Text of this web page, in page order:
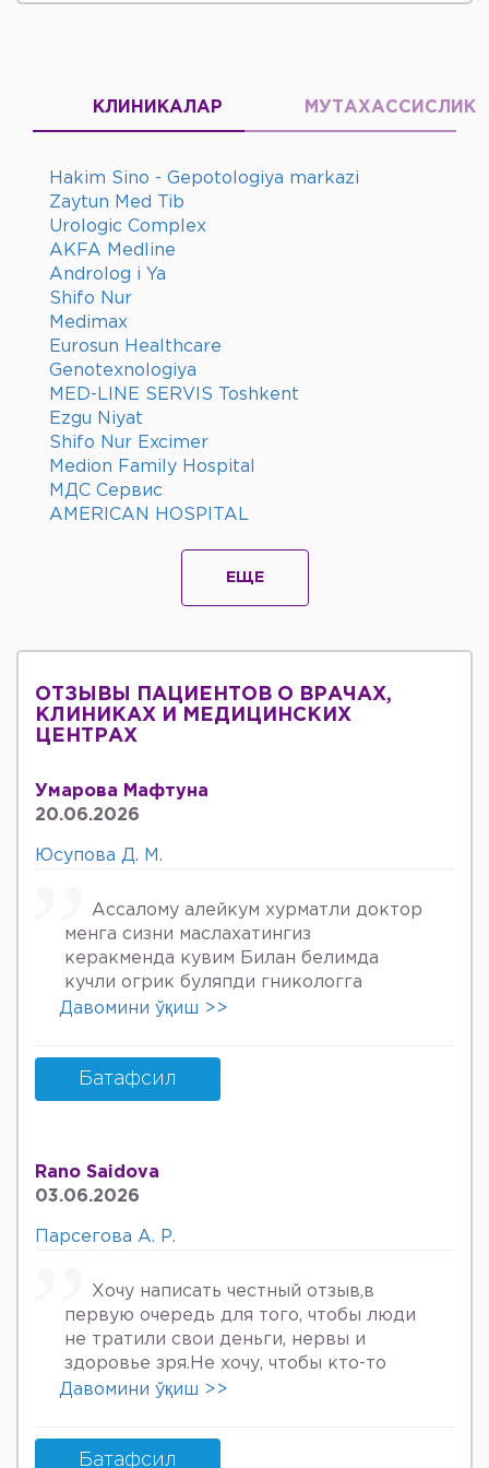
КЛИНИКАЛАР МУТАХАССИСЛИК
Hakim Sino - Gepotologiya markazi
Zaytun Med Tib
Urologic Complex
AKFA Medline
Androlog i Ya
Shifo Nur
Medimax
Eurosun Healthcare
Genotexnologiya
MED-LINE SERVIS Toshkent
Ezgu Niyat
Shifo Nur Excimer
Medion Family Hospital
МДС Сервис
AMERICAN HOSPITAL
ЕЩЕ
ОТЗЫВЫ ПАЦИЕНТОВ О ВРАЧАХ,
КЛИНИКАХ И МЕДИЦИНСКИХ
ЦЕНТРАХ
Умарова Мафтуна
20.06.2026
Юсупова Д. М.
Ассалому алейкум хурматли доктор
менга сизни маслахатингиз
керакменда кувим Билан белимда
кучли огрик буляпди гникологга
онкологов уролога хирурга учрадим
куйдирдик лекин фойдаси булмаяпди
охири вирус бормикин деган фикрга
келяпман шунинг учун хатто
Беринг 34га кирдим 3та фарзанди бор
хурмат Билан Мафтуна
Давомини ўқиш >>
Батафсил
Rano Saidova
03.06.2026
Парсегова А. Р.
Хочу написать честный отзыв,в
первую очередь для того, чтобы люди
не тратили свои деньги, нервы и
здоровье зря.Не хочу, чтобы кто-то
пережил то, что пережила я. Врач
врачебной этике и нормальном
человеческом отношении к людям.
Давомини ўқиш >>
Батафсил